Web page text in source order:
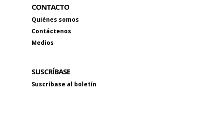
CONTACTO
Quiénes somos
Contáctenos
Medios
SUSCRÍBASE
Suscríbase al boletín